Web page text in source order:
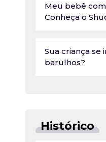
Meu bebê
Conheça o
Sua criança se
barulhos?
Histórico